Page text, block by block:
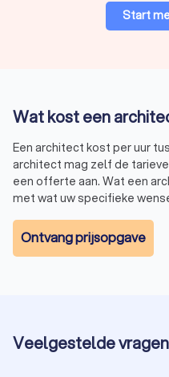
Start
Wat kost een
Een architect kost per uur
architect mag zelf de
een offerte aan. Wat een
met wat uw specifieke
Ontvang prijsopgave
Veelgestelde vragen